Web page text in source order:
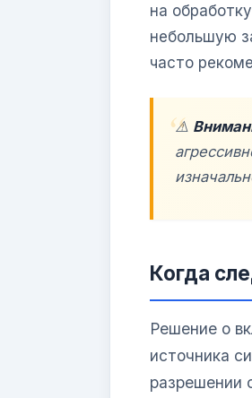
на
небольшую
часто
⚠️
Когда
Решение о
источника
разрешении